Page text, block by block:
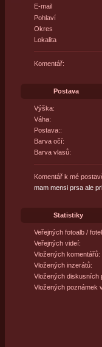
E-mail
Pohlaví
Okres
Lokalita
Komentář:
Postava
Výška:
Váha:
Postava::
Barva očí:
Barva vlasů:
Komentář k mé
mam mensi prsa ale
Statistiky
Veřejných fotoalb /
Veřejných videí:
Vložených komentářů:
Vložených inzerátů:
Vložených diskusních
Vložených poznámek